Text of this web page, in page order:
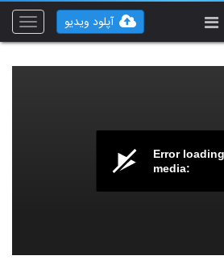
Toggle
آپلود ویدیو
Error loading
media: